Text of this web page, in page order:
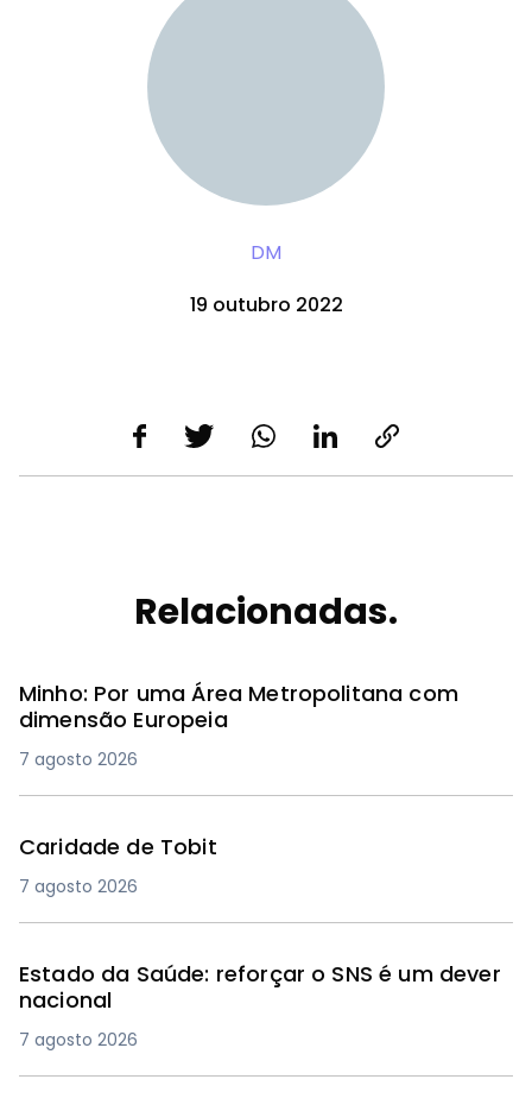
DM
19 outubro 2022
Relacionadas.
Minho: Por uma Área Metropolitana com
dimensão Europeia
7 agosto 2026
Caridade de Tobit
7 agosto 2026
Estado da Saúde: reforçar o SNS é um dever
nacional
7 agosto 2026